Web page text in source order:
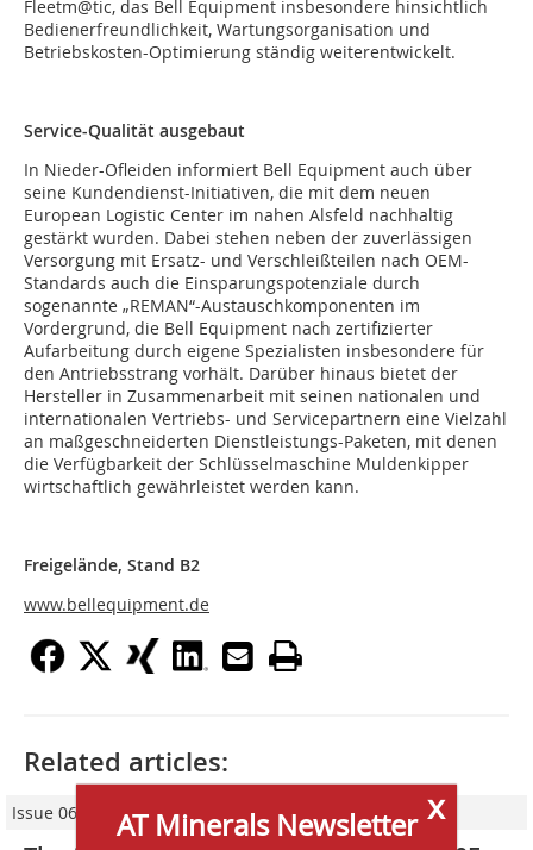
Fleetm@tic, das Bell Equipment insbesondere hinsichtlich
Bedienerfreundlichkeit, Wartungsorganisation und
Betriebskosten-Optimierung ständig weiterentwickelt.
Service-Qualität ausgebaut
In Nieder-Ofleiden informiert Bell Equipment auch über
seine Kundendienst-Initiativen, die mit dem neuen
European Logistic Center im nahen Alsfeld nachhaltig
gestärkt wurden. Dabei stehen neben der zuverlässigen
Versorgung mit Ersatz- und Verschleißteilen nach OEM-
Standards auch die Einsparungspotenziale durch
sogenannte „REMAN“-Austauschkomponenten im
Vordergrund, die Bell Equipment nach zertifizierter
Aufarbeitung durch eigene Spezialisten insbesondere für
den Antriebsstrang vorhält. Darüber hinaus bietet der
Hersteller in Zusammenarbeit mit seinen nationalen und
internationalen Vertriebs- und Servicepartnern eine Vielzahl
an maßgeschneiderten Dienstleistungs-Paketen, mit denen
die Verfügbarkeit der Schlüsselmaschine Muldenkipper
wirtschaftlich gewährleistet werden kann.
Freigelände, Stand B2
www.bellequipment.de
x
AT Minerals Newsletter
Related articles:
Issue 06/2017